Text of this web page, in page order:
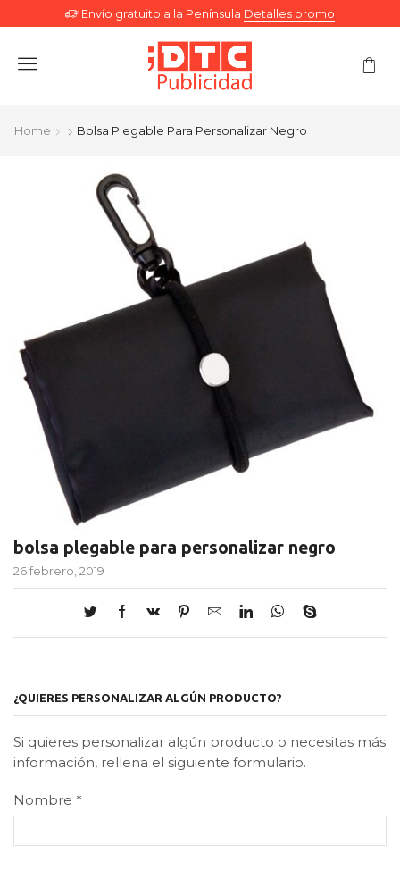
Envío gratuito a la Península Detalles promo
Menu
Home Bolsa Plegable Para Personalizar Negro
bolsa plegable para personalizar negro
26 febrero, 2019
¿QUIERES PERSONALIZAR ALGÚN PRODUCTO?
Si quieres personalizar algún producto o necesitas más
información, rellena el siguiente formulario.
Nombre *